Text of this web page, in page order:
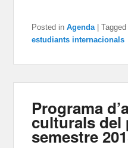
Posted in Agenda |Tagged
estudiants internacionals
Programa
culturals del
semestre